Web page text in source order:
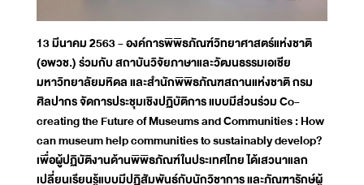
13 มีนาคม 2563 - องค์การพิพิธภัณฑ์วิทยาศาสตร์แห่งชาติ
(อพวช.) ร่วมกับ สถาบันวิจัยภาษาและวัฒนธรรมเอเชีย
มหาวิทยาลัยมหิดล และสำนักพิพิธภัณฑสถานแห่งชาติ กรม
ศิลปากร จัดการประชุมเชิงปฏิบัติการ แบบมีส่วนร่วม Co-
creating the Future of Museums and Communities : How
can museum help communities to sustainably develop?
เพื่อผู้ปฏิบัติงานด้านพิพิธภัณฑ์ในประเทศไทย ได้เสวนาแลก
เปลี่ยนเรียนรู้แบบมีปฏิสัมพันธ์กับนักวิชาการ และภัณฑารักษ์ผู้